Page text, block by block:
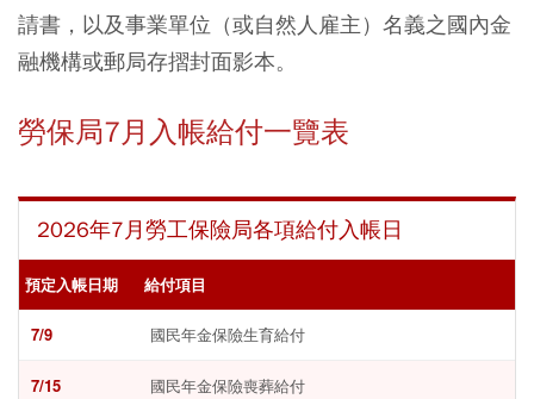
請書，以及事業單位（或自然人雇主）名義之國內金
融機構或郵局存摺封面影本。
勞保局7月入帳給付一覽表
2026年7月勞工保險局各項給付入帳日
預定入帳日期 給付項目
7/9 國民年金保險生育給付
7/15 國民年金保險喪葬給付